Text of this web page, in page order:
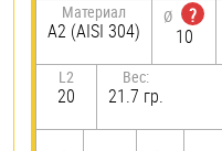
Материал
А2 (AISI 304)
Ø
?
10
L2
20
Вес:
21.7 гр.